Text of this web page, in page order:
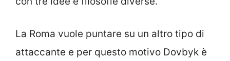
La Roma vuole puntare su un altro tipo di
attaccante e per questo motivo Dovbyk è